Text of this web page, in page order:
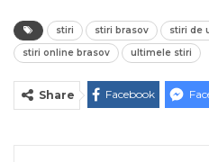
stiri stiri brasov stiri de
stiri online brasov
ultimele stiri
Share Facebook